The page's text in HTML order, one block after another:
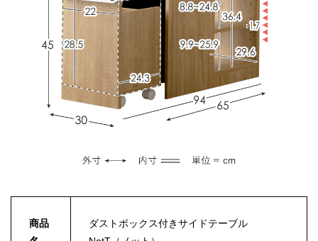
商品
ダストボックス付きサイドテーブル